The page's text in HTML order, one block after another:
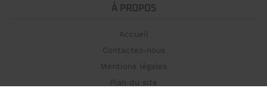
À PROPOS
Accueil
Contactez-nous
Mentions légales
Plan du site